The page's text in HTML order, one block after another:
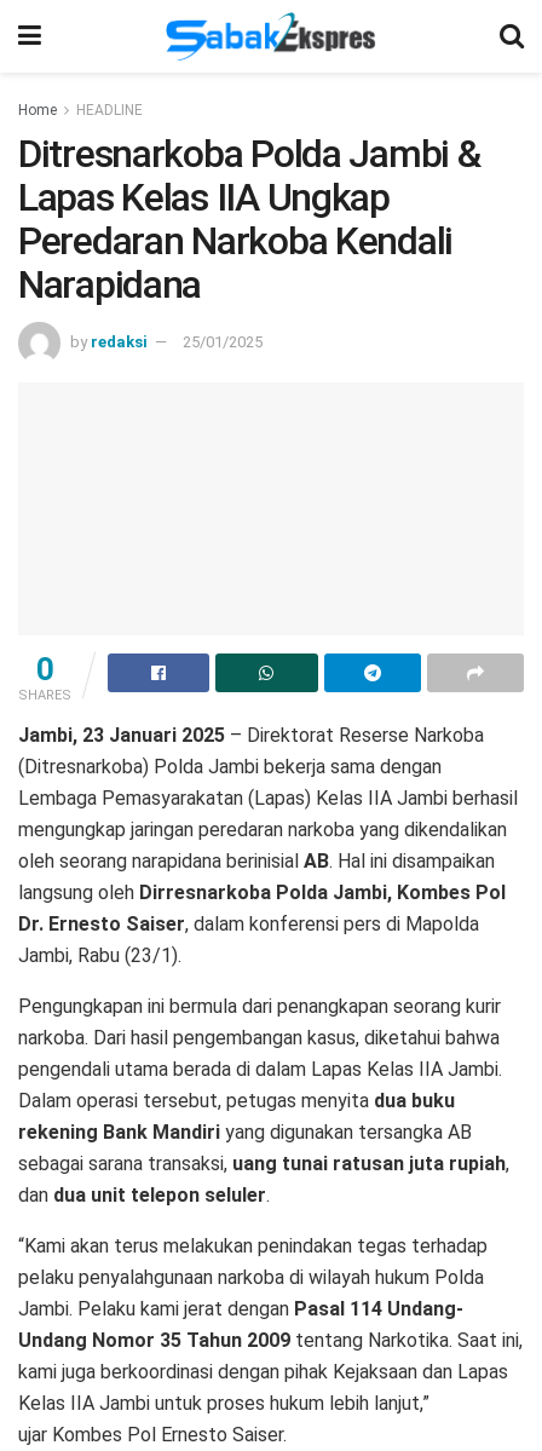
Home HEADLINE
Ditresnarkoba Polda Jambi &
Lapas Kelas IIA Ungkap
Peredaran Narkoba Kendali
Narapidana
by redaksi 25/01/2025
0
SHARES
Jambi, 23 Januari 2025 – Direktorat Reserse Narkoba
(Ditresnarkoba) Polda Jambi bekerja sama dengan
Lembaga Pemasyarakatan (Lapas) Kelas IIA Jambi berhasil
mengungkap jaringan peredaran narkoba yang dikendalikan
oleh seorang narapidana berinisial AB. Hal ini disampaikan
langsung oleh Dirresnarkoba Polda Jambi, Kombes Pol
Dr. Ernesto Saiser, dalam konferensi pers di Mapolda
Jambi, Rabu (23/1).
Pengungkapan ini bermula dari penangkapan seorang kurir
narkoba. Dari hasil pengembangan kasus, diketahui bahwa
pengendali utama berada di dalam Lapas Kelas IIA Jambi.
Dalam operasi tersebut, petugas menyita dua buku
rekening Bank Mandiri yang digunakan tersangka AB
sebagai sarana transaksi, uang tunai ratusan juta rupiah,
dan dua unit telepon seluler.
“Kami akan terus melakukan penindakan tegas terhadap
pelaku penyalahgunaan narkoba di wilayah hukum Polda
Jambi. Pelaku kami jerat dengan Pasal 114 Undang-
Undang Nomor 35 Tahun 2009 tentang Narkotika. Saat ini,
kami juga berkoordinasi dengan pihak Kejaksaan dan Lapas
Kelas IIA Jambi untuk proses hukum lebih lanjut,”
ujar Kombes Pol Ernesto Saiser.